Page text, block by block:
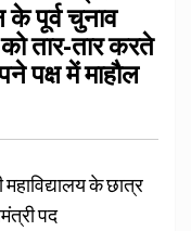
के पूर्व चुनाव
तार-तार करते
पक्ष में माहौल
के छात्र
पद